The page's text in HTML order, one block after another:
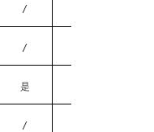
/
/
是
/